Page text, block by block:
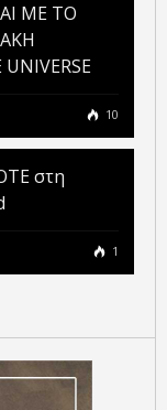
ΜΕ ΤΟ
10
στη
1